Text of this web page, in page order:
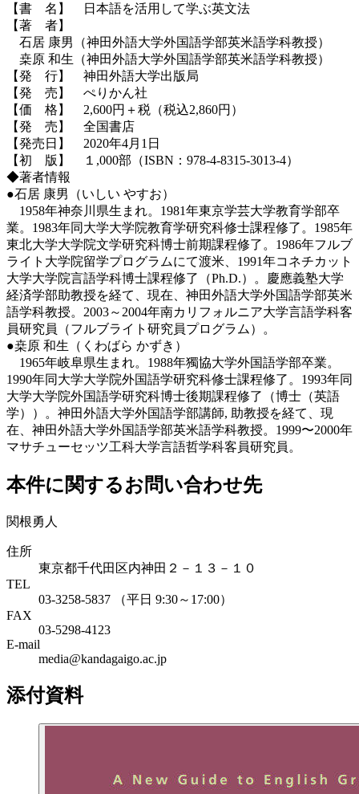
【書 名】 日本語を活用して学ぶ英文法
【著 者】
石居 康男（神田外語大学外国語学部英米語学科教授）
桒原 和生（神田外語大学外国語学部英米語学科教授）
【発 行】 神田外語大学出版局
【発 売】 ぺりかん社
【価 格】 2,600円＋税（税込2,860円）
【発 売】 全国書店
【発売日】 2020年4月1日
【初 版】 １,000部（ISBN：978-4-8315-3013-4）
◆著者情報
●石居 康男（いしい やすお）
1958年神奈川県生まれ。1981年東京学芸大学教育学部卒
業。1983年同大学大学院教育学研究科修士課程修了。1985年
東北大学大学院文学研究科博士前期課程修了。1986年フルブ
ライト大学院留学プログラムにて渡米、1991年コネチカット
大学大学院言語学科博士課程修了（Ph.D.）。慶應義塾大学
経済学部助教授を経て、現在、神田外語大学外国語学部英米
語学科教授。2003～2004年南カリフォルニア大学言語学科客
員研究員（フルブライト研究員プログラム）。
●桒原 和生（くわばら かずき）
1965年岐阜県生まれ。1988年獨協大学外国語学部卒業。
1990年同大学大学院外国語学研究科修士課程修了。1993年同
大学大学院外国語学研究科博士後期課程修了（博士（英語
学））。神田外語大学外国語学部講師, 助教授を経て、現
在、神田外語大学外国語学部英米語学科教授。1999〜2000年
マサチューセッツ工科大学言語哲学科客員研究員。
本件に関するお問い合わせ先
関根勇人
住所
東京都千代田区内神田２－１３－１０
TEL
03-3258-5837 （平日 9:30～17:00）
FAX
03-5298-4123
E-mail
media@kandagaigo.ac.jp
添付資料